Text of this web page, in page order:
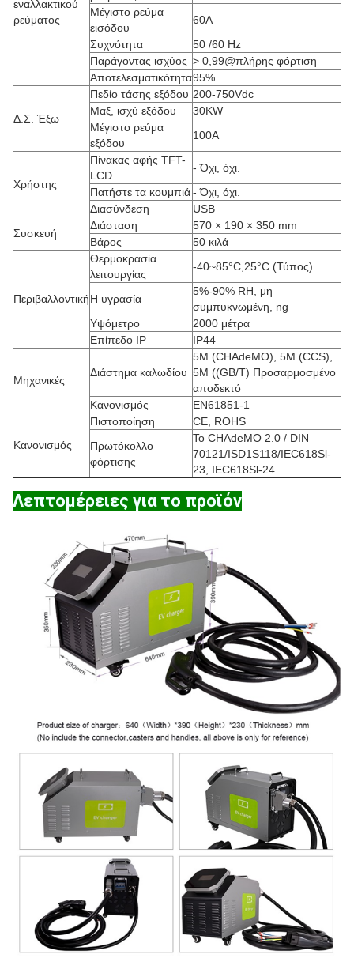
εναλλακτικού
ρεύματος
Μέγιστο ρεύμα
εισόδου
60A
Συχνότητα
50 /60 Hz
Παράγοντας ισχύος > 0,99@πλήρης φόρτιση
Αποτελεσματικότητα95%
Δ.Σ. Έξω
Πεδίο τάσης εξόδου 200-750Vdc
Μαξ, ισχύ εξόδου
30KW
Μέγιστο ρεύμα
εξόδου
100A
Χρήστης
Πίνακας αφής TFT-
LCD
- Όχι, όχι.
Πατήστε τα κουμπιά- Όχι, όχι.
Διασύνδεση
USB
Συσκευή
Διάσταση
570 × 190 × 350 mm
Βάρος
50 κιλά
Περιβαλλοντική
Θερμοκρασία
λειτουργίας
-40~85°C,25°C (Τύπος)
Η υγρασία
5%-90% RH, μη
συμπυκνωμένη, ng
Υψόμετρο
2000 μέτρα
Επίπεδο IP
IP44
Μηχανικές
Διάστημα καλωδίου
5M (CHAdeMO), 5M (CCS),
5M ((GB/T) Προσαρμοσμένο
αποδεκτό
Κανονισμός
EN61851-1
Κανονισμός
Πιστοποίηση
CE, ROHS
Πρωτόκολλο
φόρτισης
Το CHAdeMO 2.0 / DIN
70121/ISD1S118/IEC618Sl-
23, IEC618Sl-24
Λεπτομέρειες για το προϊόν